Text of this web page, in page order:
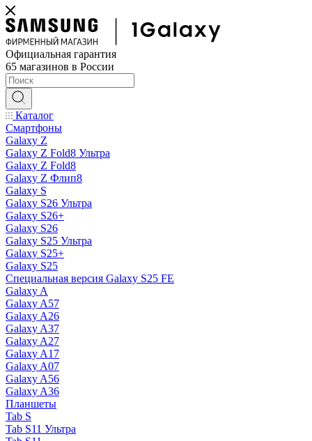
Официальная гарантия
65 магазинов в России
Каталог
Смартфоны
Galaxy Z
Galaxy Z Fold8 Ультра
Galaxy Z Fold8
Galaxy Z Флип8
Galaxy S
Galaxy S26 Ультра
Galaxy S26+
Galaxy S26
Galaxy S25 Ультра
Galaxy S25+
Galaxy S25
Специальная версия Galaxy S25 FE
Galaxy A
Galaxy A57
Galaxy A26
Galaxy A37
Galaxy A27
Galaxy A17
Galaxy A07
Galaxy A56
Galaxy A36
Планшеты
Tab S
Tab S11 Ультра